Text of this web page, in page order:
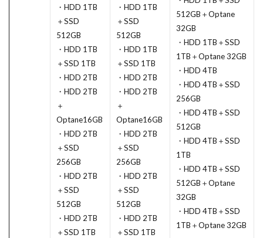
・HDD 1TB
＋SSD
512GB
・HDD 1TB
＋SSD 1TB
・HDD 2TB
・HDD 2TB
＋
Optane16GB
・HDD 2TB
＋SSD
256GB
・HDD 2TB
＋SSD
512GB
・HDD 2TB
＋SSD 1TB
・HDD 1TB
＋SSD
512GB
・HDD 1TB
＋SSD 1TB
・HDD 2TB
・HDD 2TB
＋
Optane16GB
・HDD 2TB
＋SSD
256GB
・HDD 2TB
＋SSD
512GB
・HDD 2TB
＋SSD 1TB
512GB＋Optane
32GB
・HDD 1TB＋SSD
1TB＋Optane 32GB
・HDD 4TB
・HDD 4TB＋SSD
256GB
・HDD 4TB＋SSD
512GB
・HDD 4TB＋SSD
1TB
・HDD 4TB＋SSD
512GB＋Optane
32GB
・HDD 4TB＋SSD
1TB＋Optane 32GB